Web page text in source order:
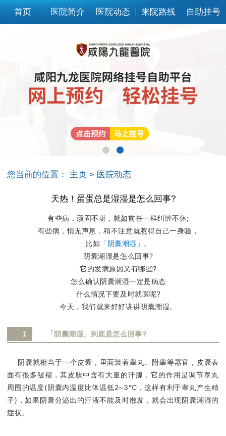
首页 医院简介 医院动态 来院路线 自助挂号
您当前的位置： 主页 > 医院动态
天热！蛋蛋总是湿湿是怎么回事?
有些病，顽固不堪，就如前任一样纠缠不休;
有些病，悄无声息，稍不注意就惹得自己一身骚，
比如 「阴囊潮湿」。
阴囊潮湿是怎么回事?
它的发病原因又有哪些?
怎么确认阴囊潮湿一定是病态
什么情况下要及时就医呢?
今天，我们就来好好讲讲阴囊潮湿。
1 「阴囊潮湿」到底是怎么回事?
阴囊就相当于一个皮囊，里面装着睾丸、附睾等器官，皮囊表
面有很多皱褶，其皮肤中含有大量的汗腺，它的作用是调节睾丸
周围的温度(阴囊内温度比体温低2~3℃，这样有利于睾丸产生精
子)，如果阴囊分泌出的汗液不能及时散发，就会出现阴囊潮湿的
症状。